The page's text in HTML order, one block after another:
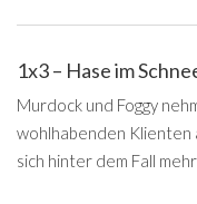
1x3 – Hase im
Murdock und Foggy
wohlhabenden Klienten
sich hinter dem Fall